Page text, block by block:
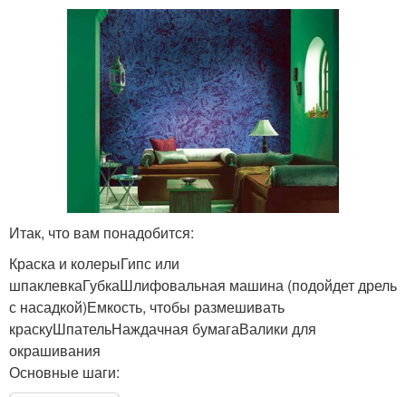
Итак, что вам понадобится:
Краска и колерыГипс или
шпаклевкаГубкаШлифовальная машина (подойдет дрель
с насадкой)Емкость, чтобы размешивать
краскуШпательНаждачная бумагаВалики для
окрашивания
Основные шаги: